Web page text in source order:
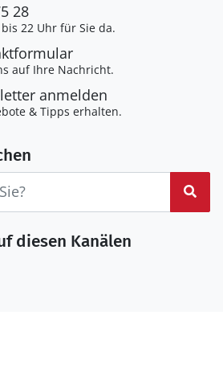
28
22 Uhr für Sie da.
auf Ihre Nachricht.
anmelden
& Tipps erhalten.
diesen Kanälen